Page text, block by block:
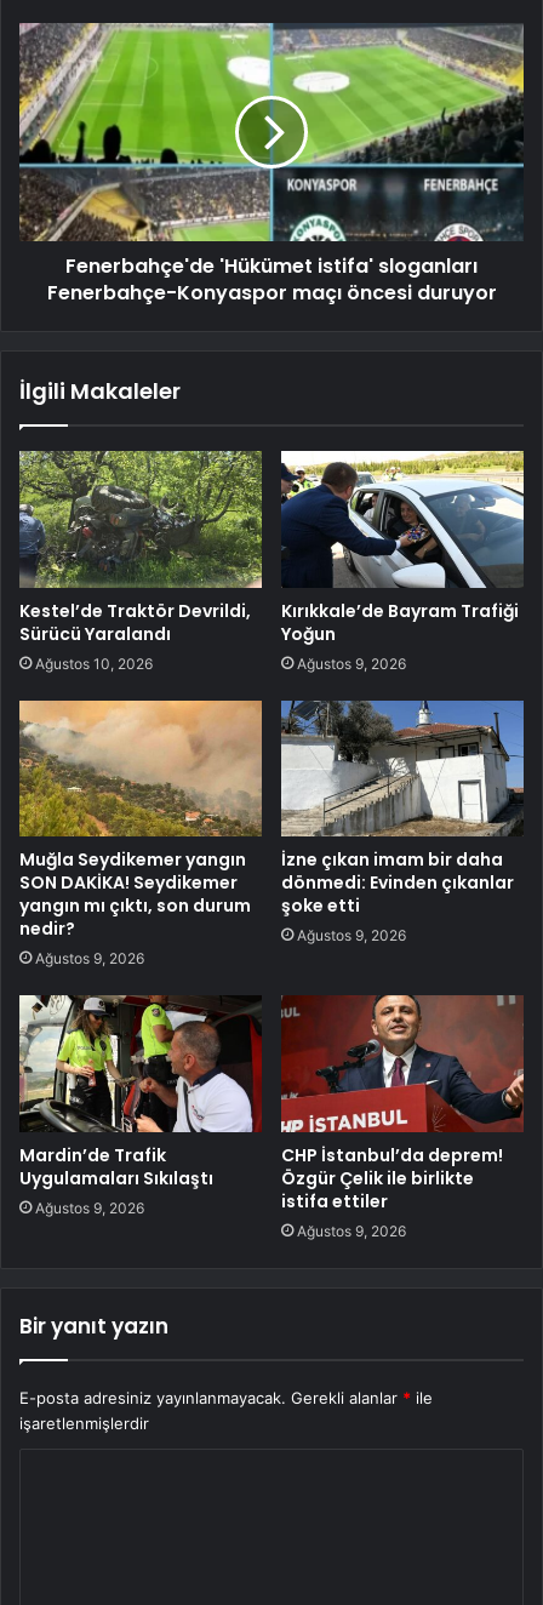
Fenerbahçe'de 'Hükümet istifa' sloganları
Fenerbahçe-Konyaspor maçı öncesi duruyor
İlgili Makaleler
Kestel’de Traktör Devrildi,
Sürücü Yaralandı
Ağustos 10, 2026
Kırıkkale’de Bayram Trafiği
Yoğun
Ağustos 9, 2026
Muğla Seydikemer yangın
SON DAKİKA! Seydikemer
yangın mı çıktı, son durum
nedir?
Ağustos 9, 2026
İzne çıkan imam bir daha
dönmedi: Evinden çıkanlar
şoke etti
Ağustos 9, 2026
Mardin’de Trafik
Uygulamaları Sıkılaştı
Ağustos 9, 2026
CHP İstanbul’da deprem!
Özgür Çelik ile birlikte
istifa ettiler
Ağustos 9, 2026
Bir yanıt yazın
E-posta adresiniz yayınlanmayacak. Gerekli alanlar * ile
işaretlenmişlerdir